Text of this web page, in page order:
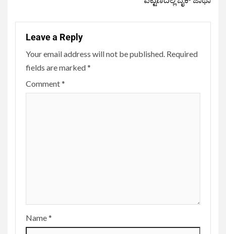
Leave a Reply
Your email address will not be published. Required
fields are marked*
Comment*
Name*